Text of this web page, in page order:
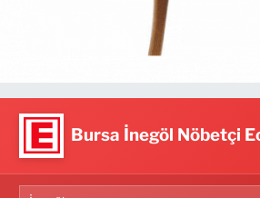
Bursa İnegöl Nöbetçi